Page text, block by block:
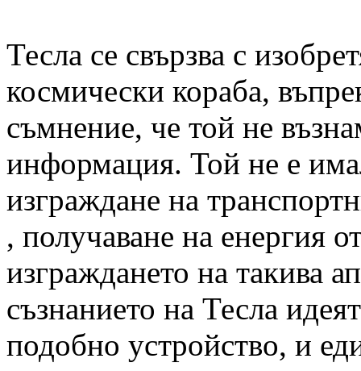
Тесла се свързва с
космически кораба,
съмнение, че той не
информация. Той не е
изграждане на
, получаване на енергия
изграждането на такива
съзнанието на Тесла
подобно устройство, и